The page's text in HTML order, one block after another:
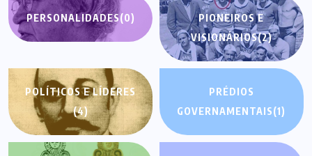
PERSONALIDADES(0)
PIONEIROS E
VISIONÁRIOS(2)
POLÍTICOS E LÍDERES
(4)
PRÉDIOS
GOVERNAMENTAIS(1)